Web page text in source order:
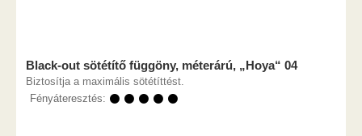
Black-out sötétítő függöny, méterárú, „Hoya“ 04
Biztosítja a maximális sötétíttést.
Fényáteresztés: ⚫ ⚫ ⚫ ⚫ ⚫